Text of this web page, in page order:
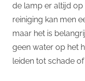
de lamp er altijd op
reiniging kan men
maar het is
geen water op het
leiden tot schade